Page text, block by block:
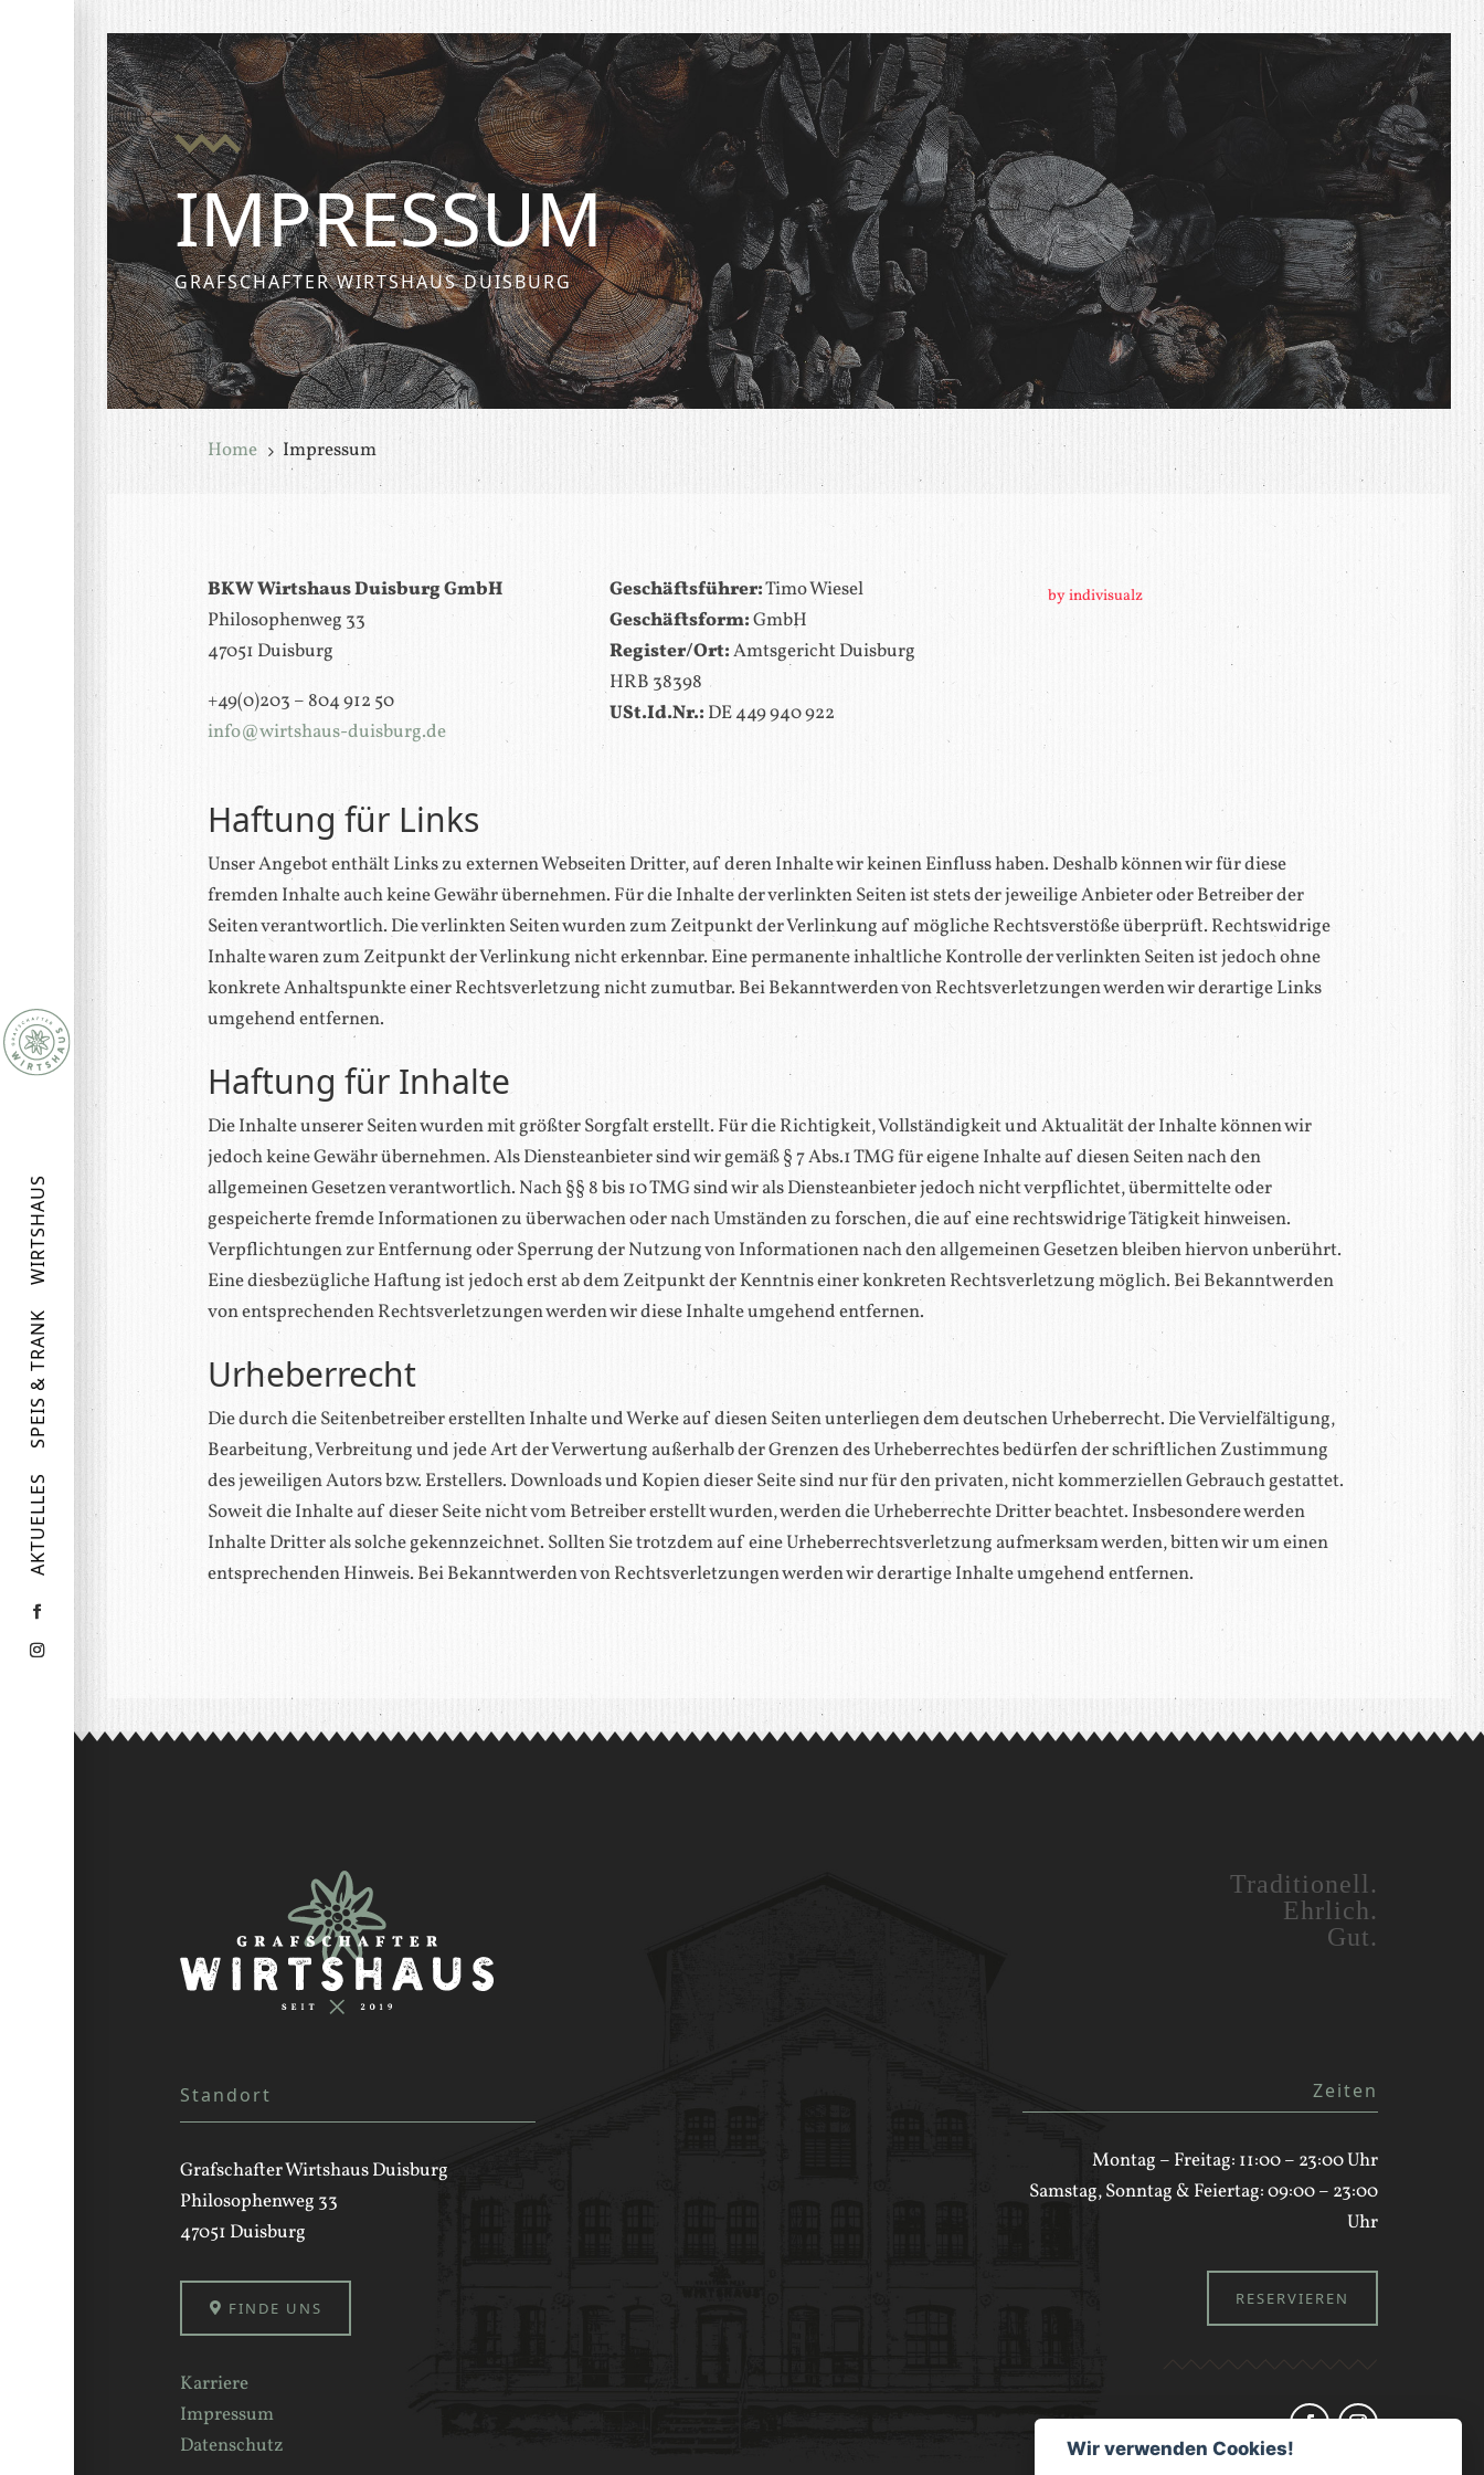
AKTUELLES
SPEIS & TRANK
WIRTSHAUS
IMPRESSUM
GRAFSCHAFTER WIRTSHAUS DUISBURG
Home 5 Impressum
BKW Wirtshaus Duisburg GmbH
Philosophenweg 33
47051 Duisburg
+49(0)203 – 804 912 50
info@wirtshaus-duisburg.de
Geschäftsführer:Timo Wiesel
Geschäftsform:GmbH
Register/Ort:Amtsgericht Duisburg
HRB 38398
USt.Id.Nr.: DE 449 940 922
by indivisualz
Haftung für Links
Unser Angebot enthält Links zu externen Webseiten Dritter, auf deren Inhalte wir keinen Einfluss haben. Deshalb können wir für diese
fremden Inhalte auch keine Gewähr übernehmen. Für die Inhalte der verlinkten Seiten ist stets der jeweilige Anbieter oder Betreiber der
Seiten verantwortlich. Die verlinkten Seiten wurden zum Zeitpunkt der Verlinkung auf mögliche Rechtsverstöße überprüft. Rechtswidrige
Inhalte waren zum Zeitpunkt der Verlinkung nicht erkennbar. Eine permanente inhaltliche Kontrolle der verlinkten Seiten ist jedoch ohne
konkrete Anhaltspunkte einer Rechtsverletzung nicht zumutbar. Bei Bekanntwerden von Rechtsverletzungen werden wir derartige Links
umgehend entfernen.
Haftung für Inhalte
Die Inhalte unserer Seiten wurden mit größter Sorgfalt erstellt. Für die Richtigkeit, Vollständigkeit und Aktualität der Inhalte können wir
jedoch keine Gewähr übernehmen. Als Diensteanbieter sind wir gemäß § 7 Abs.1 TMG für eigene Inhalte auf diesen Seiten nach den
allgemeinen Gesetzen verantwortlich. Nach §§ 8 bis 10 TMG sind wir als Diensteanbieter jedoch nicht verpflichtet, übermittelte oder
gespeicherte fremde Informationen zu überwachen oder nach Umständen zu forschen, die auf eine rechtswidrige Tätigkeit hinweisen.
Verpflichtungen zur Entfernung oder Sperrung der Nutzung von Informationen nach den allgemeinen Gesetzen bleiben hiervon unberührt.
Eine diesbezügliche Haftung ist jedoch erst ab dem Zeitpunkt der Kenntnis einer konkreten Rechtsverletzung möglich. Bei Bekanntwerden
von entsprechenden Rechtsverletzungen werden wir diese Inhalte umgehend entfernen.
Urheberrecht
Die durch die Seitenbetreiber erstellten Inhalte und Werke auf diesen Seiten unterliegen dem deutschen Urheberrecht. Die Vervielfältigung,
Bearbeitung, Verbreitung und jede Art der Verwertung außerhalb der Grenzen des Urheberrechtes bedürfen der schriftlichen Zustimmung
des jeweiligen Autors bzw. Erstellers. Downloads und Kopien dieser Seite sind nur für den privaten, nicht kommerziellen Gebrauch gestattet.
Soweit die Inhalte auf dieser Seite nicht vom Betreiber erstellt wurden, werden die Urheberrechte Dritter beachtet. Insbesondere werden
Inhalte Dritter als solche gekennzeichnet. Sollten Sie trotzdem auf eine Urheberrechtsverletzung aufmerksam werden, bitten wir um einen
entsprechenden Hinweis. Bei Bekanntwerden von Rechtsverletzungen werden wir derartige Inhalte umgehend entfernen.
Traditionell.
Ehrlich.
Gut.
Standort
Grafschafter Wirtshaus Duisburg
Philosophenweg 33
47051 Duisburg
FINDE UNS
Karriere
Impressum
Datenschutz
Zeiten
Montag – Freitag: 11:00 – 23:00 Uhr
Samstag, Sonntag & Feiertag: 09:00 – 23:00
Uhr
RESERVIEREN
Wir verwenden Cookies!